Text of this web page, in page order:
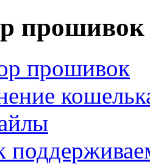
прошивок
прошивок